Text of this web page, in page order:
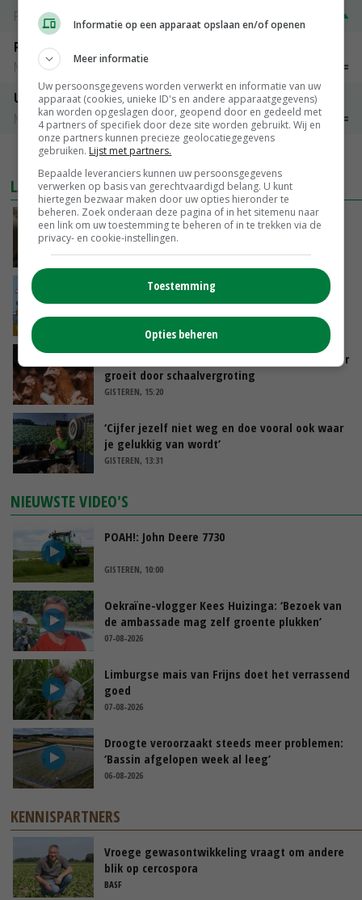
PotatoNL
€ 15,00
Peen
Noteringen
Uien Middenmeer Geel 30-60% grof
Noteringen
€ 0,00~ € 0,00
MEER MARKTPRIJZEN
LAATSTE NIEUWS
‘Samenwerking A-ware en Amalthea gaat
zorgen voor meer balans’
GISTEREN, 16:01
Internationale vraag naar geitenzuivel blijft
groot: Nederland in Europese top
Vlaamse varkensstapel krimpt, pluimveesector
groeit door schaalvergroting
GISTEREN, 15:20
‘Cijfer jezelf niet weg en doe vooral ook waar
je gelukkig van wordt’
GISTEREN, 13:31
NIEUWSTE VIDEO'S
POAH!: John Deere 7730
GISTEREN, 10:00
Oekraïne-vlogger Kees Huizinga: ‘Bezoek van
de ambassade mag zelf groente plukken’
07-08-2026
Limburgse mais van Frijns doet het verrassend
goed
07-08-2026
Droogte veroorzaakt steeds meer problemen:
‘Bassin afgelopen week al leeg’
06-08-2026
KENNISPARTNERS
Vroege gewasontwikkeling vraagt om andere
blik op cercospora
BASF
Informatie op een apparaat opslaan en/of openen
Meer informatie
Uw persoonsgegevens worden verwerkt en informatie van uw
apparaat (cookies, unieke ID's en andere apparaatgegevens)
kan worden opgeslagen door, geopend door en gedeeld met
4 partners of specifiek door deze site worden gebruikt. Wij en
onze partners kunnen precieze geolocatiegegevens
gebruiken. Lijst met partners.
Bepaalde leveranciers kunnen uw persoonsgegevens
verwerken op basis van gerechtvaardigd belang. U kunt
hiertegen bezwaar maken door uw opties hieronder te
beheren. Zoek onderaan deze pagina of in het sitemenu naar
een link om uw toestemming te beheren of in te trekken via de
privacy- en cookie-instellingen.
Toestemming
Opties beheren